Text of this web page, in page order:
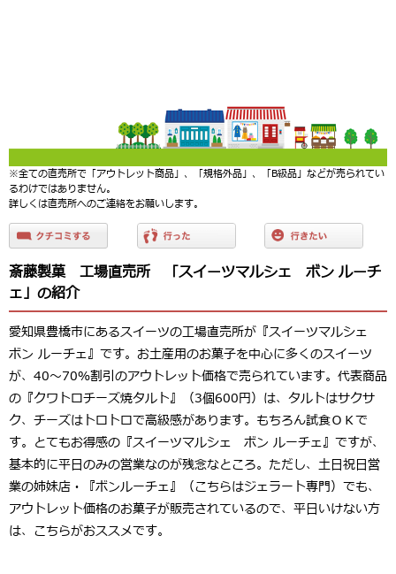
※全ての直売所で「アウトレット商品」、「規格外品」、「B級品」などが売られてい
るわけではありません。
詳しくは直売所へのご連絡をお願いします。
斎藤製菓 工場直売所 「スイーツマルシェ ボン ルーチ
ェ」の紹介
愛知県豊橋市にあるスイーツの工場直売所が『スイーツマルシェ
ボン ルーチェ』です。お土産用のお菓子を中心に多くのスイーツ
が、40～70％割引のアウトレット価格で売られています。代表商品
の『クワトロチーズ焼タルト』（3個600円）は、タルトはサクサ
ク、チーズはトロトロで高級感があります。もちろん試食ＯＫで
す。とてもお得感の『スイーツマルシェ ボン ルーチェ』ですが、
基本的に平日のみの営業なのが残念なところ。ただし、土日祝日営
業の姉妹店・『ボンルーチェ』（こちらはジェラート専門）でも、
アウトレット価格のお菓子が販売されているので、平日いけない方
は、こちらがおススメです。